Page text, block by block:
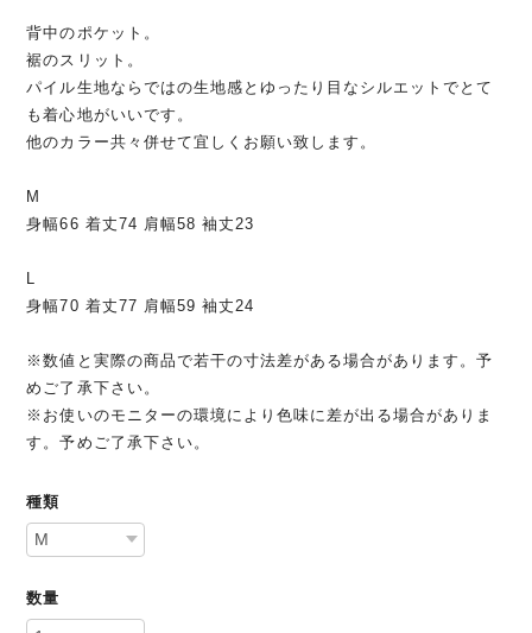
背中のポケット。
裾のスリット。
パイル生地ならではの生地感とゆったり目なシルエットでとて
も着心地がいいです。
他のカラー共々併せて宜しくお願い致します。
M
身幅66 着丈74 肩幅58 袖丈23
身幅70 着丈77 肩幅59 袖丈24
※数値と実際の商品で若干の寸法差がある場合があります。予
めご了承下さい。
※お使いのモニターの環境により色味に差が出る場合がありま
す。予めご了承下さい。
種類
数量